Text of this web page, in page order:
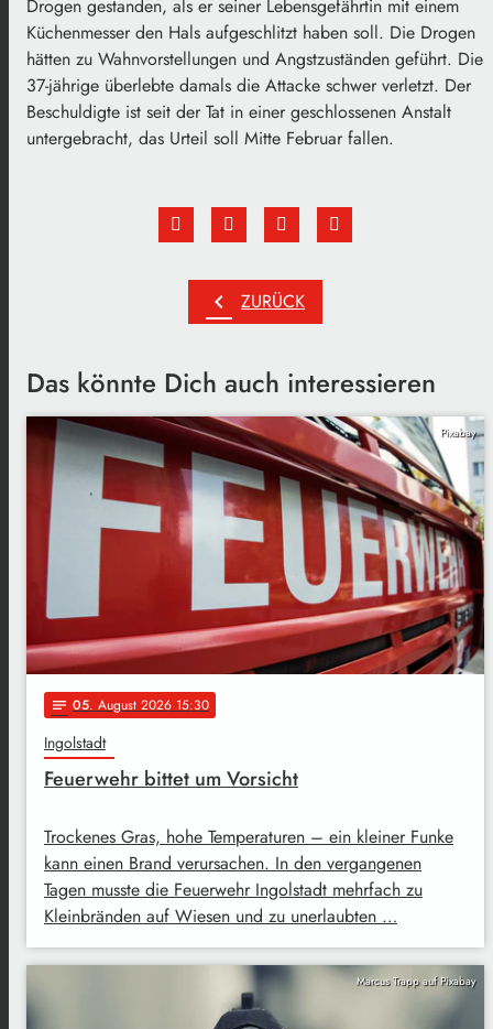
Drogen gestanden, als er seiner Lebensgefährtin mit einem
Küchenmesser den Hals aufgeschlitzt haben soll. Die Drogen
hätten zu Wahnvorstellungen und Angstzuständen geführt. Die
37-jährige überlebte damals die Attacke schwer verletzt. Der
Beschuldigte ist seit der Tat in einer geschlossenen Anstalt
untergebracht, das Urteil soll Mitte Februar fallen.
chevron_left ZURÜCK
Das könnte Dich auch interessieren
Pixabay
notes 05. August 2026 15:30
Ingolstadt
Feuerwehr bittet um Vorsicht
Trockenes Gras, hohe Temperaturen – ein kleiner Funke
kann einen Brand verursachen. In den vergangenen
Tagen musste die Feuerwehr Ingolstadt mehrfach zu
Kleinbränden auf Wiesen und zu unerlaubten …
Marcus Trapp auf Pixabay